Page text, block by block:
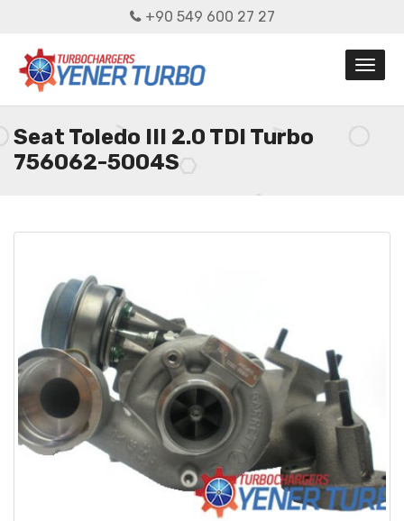
+90 549 600 27 27
Seat Toledo III 2.0 TDI Turbo
756062-5004S